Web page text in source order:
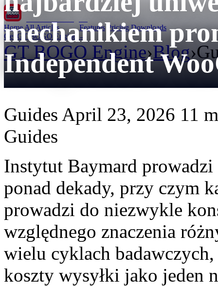
GT BOGO
Home All Articles Features Pricing Downloads
Get GT BOGO Engine →
GT BOGO Engine›Blog›
mechanikiem
Independent
Guides April 23, 2026 11
Guides
Instytut Baymard
ponad dekady, przy czym
prowadzi do niezwykle
względnego znaczenia
wielu cyklach
koszty wysyłki jako jeden